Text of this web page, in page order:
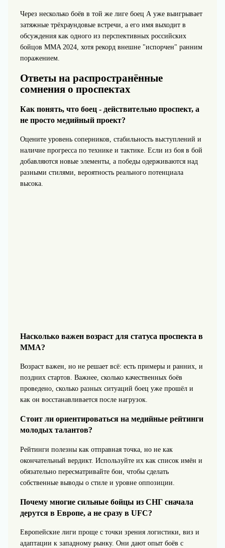
Через несколько боёв в той же лиге боец А уже выигрывает
затяжные трёхраундовые встречи, а его имя выходит в
обсуждения как одного из перспективных российских
бойцов MMA 2024, хотя рекорд внешне "испорчен" ранним
поражением.
Ответы на распространённые
сомнения о проспектах
Как понять, что боец - действительно проспект, а
не просто медийный проект?
Оцените уровень соперников, стабильность выступлений и
наличие прогресса по технике и тактике. Если из боя в бой
добавляются новые элементы, а победы одерживаются над
разными стилями, вероятность реального потенциала
высока.
Насколько важен возраст для статуса проспекта в
MMA?
Возраст важен, но не решает всё: есть примеры и ранних, и
поздних стартов. Важнее, сколько качественных боёв
проведено, сколько разных ситуаций боец уже прошёл и
как он восстанавливается после нагрузок.
Стоит ли ориентироваться на медийные рейтинги
молодых талантов?
Рейтинги полезны как отправная точка, но не как
окончательный вердикт. Используйте их как список имён и
обязательно пересматривайте бои, чтобы сделать
собственные выводы о стиле и уровне оппозиции.
Почему многие сильные бойцы из СНГ сначала
дерутся в Европе, а не сразу в UFC?
Европейские лиги проще с точки зрения логистики, виз и
адаптации к западному рынку. Они дают опыт боёв с